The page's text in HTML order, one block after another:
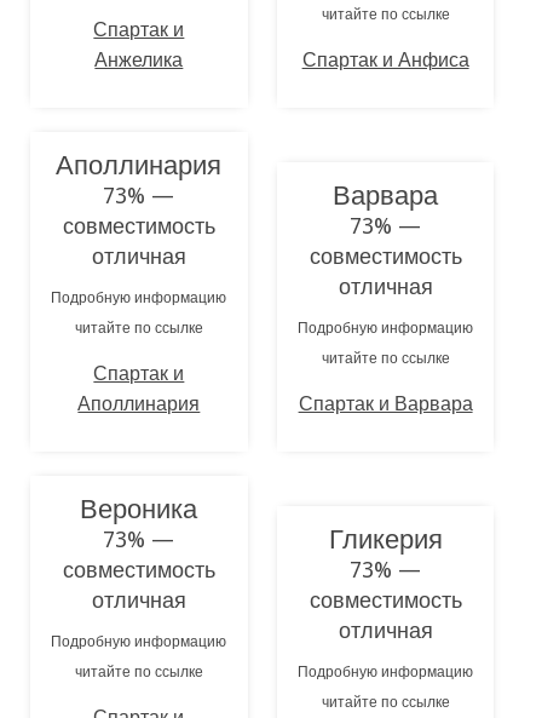
Спартак и
Анжелика
читайте по ссылке
Спартак и Анфиса
Аполлинария
73% —
совместимость
отличная
Подробную информацию
читайте по ссылке
Спартак и
Аполлинария
Варвара
73% —
совместимость
отличная
Подробную информацию
читайте по ссылке
Спартак и Варвара
Вероника
73% —
совместимость
отличная
Подробную информацию
читайте по ссылке
Гликерия
73% —
совместимость
отличная
Подробную информацию
читайте по ссылке